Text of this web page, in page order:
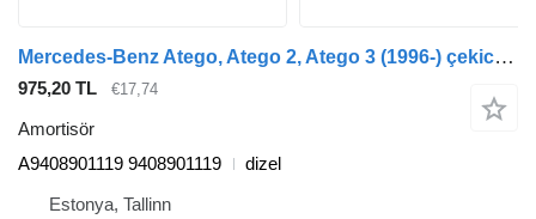
Mercedes-Benz Atego, Atego 2, Atego 3 (1996-) çekici için Mercedes-Benz atego 1828 (01.98-12.04) A9408901119 amortisör
975,20 TL €17,74
Amortisör
A9408901119 9408901119
dizel
Estonya, Tallinn